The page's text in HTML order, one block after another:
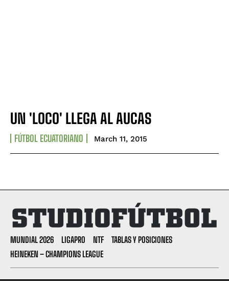
UN 'LOCO' LLEGA AL AUCAS
FÚTBOL ECUATORIANO March 11, 2015
MUNDIAL 2026 LIGAPRO NTF
TABLAS Y POSICIONES
HEINEKEN – CHAMPIONS LEAGUE